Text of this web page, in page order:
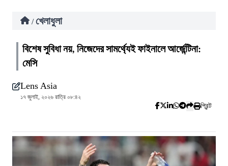
/ খেলাধুলা
বিশেষ সুবিধা নয়, নিজেদের সামর্থ্যেই ফাইনালে আর্জেন্টিনা:
মেসি
Lens Asia
১৭ জুলাই, ২০২৬ রাত্রি ০৮:৪২
প্রিন্ট